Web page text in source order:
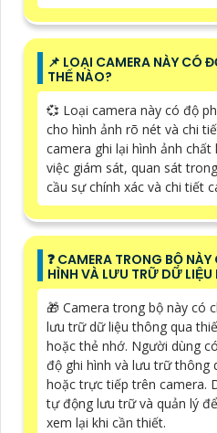
📌 LOẠI CAMERA NÀY CÓ
THẾ NÀO?
💞 Loại camera này có độ
cho hình ảnh rõ nét và chi
camera ghi lại hình ảnh
việc giám sát, quan sát
cầu sự chính xác và chi tiết
️❓ CAMERA TRONG BỘ
HÌNH VÀ LƯU TRỮ DỮ
🎁 Camera trong bộ này có
lưu trữ dữ liệu thông qua
hoặc thẻ nhớ. Người dùng
độ ghi hình và lưu trữ thông
hoặc trực tiếp trên camera.
tự động lưu trữ và quản lý
xem lại khi cần thiết.